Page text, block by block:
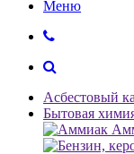
Меню
Асбестовый
Бытовая